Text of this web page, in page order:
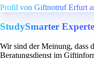
Profil von Giftnotruf Erfurt
StudySmarter
Wir sind der Meinung, dass
Beratungsdienst im